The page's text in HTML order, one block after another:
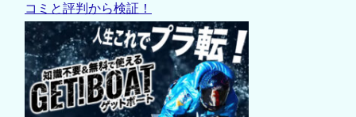
コミと評判から検証！